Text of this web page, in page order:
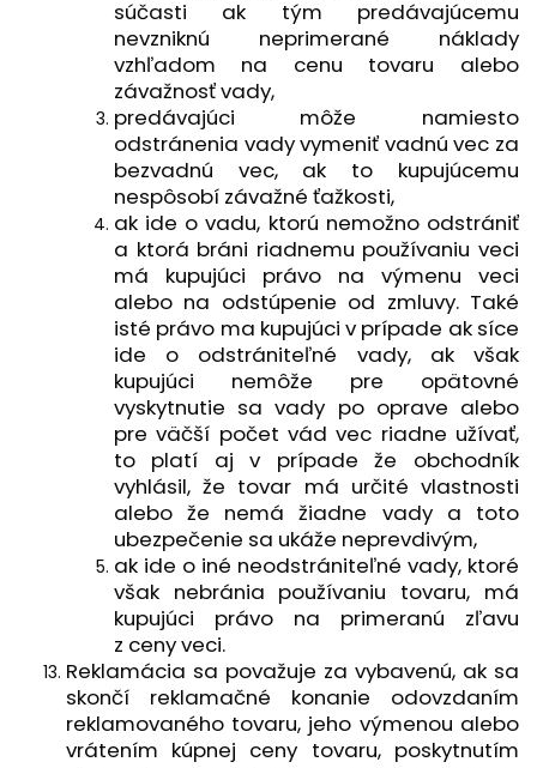
súčasti ak tým predávajúcemu
nevzniknú neprimerané náklady
vzhľadom na cenu tovaru alebo
závažnosť vady,
predávajúci môže namiesto
odstránenia vady vymeniť vadnú vec za
bezvadnú vec, ak to kupujúcemu
nespôsobí závažné ťažkosti,
ak ide o vadu, ktorú nemožno odstrániť
a ktorá bráni riadnemu používaniu veci
má kupujúci právo na výmenu veci
alebo na odstúpenie od zmluvy. Také
isté právo ma kupujúci v prípade ak síce
ide o odstrániteľné vady, ak však
kupujúci nemôže pre opätovné
vyskytnutie sa vady po oprave alebo
pre väčší počet vád vec riadne užívať,
to platí aj v prípade že obchodník
vyhlásil, že tovar má určité vlastnosti
alebo že nemá žiadne vady a toto
ubezpečenie sa ukáže neprevdivým,
ak ide o iné neodstrániteľné vady, ktoré
však nebránia používaniu tovaru, má
kupujúci právo na primeranú zľavu
z ceny veci.
Reklamácia sa považuje za vybavenú, ak sa
skončí reklamačné konanie odovzdaním
reklamovaného tovaru, jeho výmenou alebo
vrátením kúpnej ceny tovaru, poskytnutím